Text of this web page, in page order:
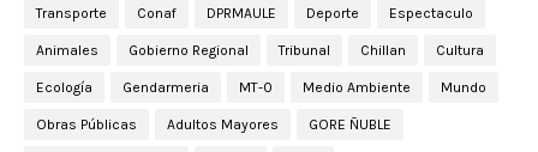
Transporte Conaf DPRMAULE Deporte Espectaculo
Animales Gobierno Regional Tribunal Chillan Cultura
Ecología Gendarmeria MT-0 Medio Ambiente Mundo
Obras Públicas Adultos Mayores GORE ÑUBLE